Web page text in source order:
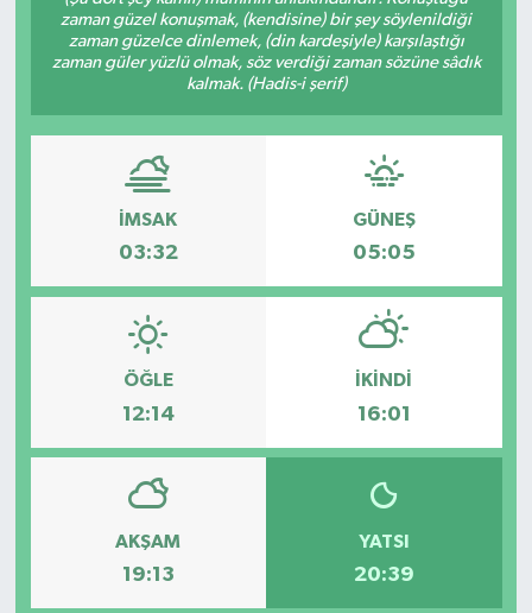
zaman güzel konuşmak, (kendisine) bir şey söylenildiği
zaman güzelce dinlemek, (din kardeşiyle) karşılaştığı
zaman güler yüzlü olmak, söz verdiği zaman sözüne sâdık
kalmak. (Hadis-i şerif)
İMSAK
03:32
GÜNEŞ
05:05
ÖĞLE
12:14
İKINDI
16:01
AKŞAM
19:13
YATSI
20:39